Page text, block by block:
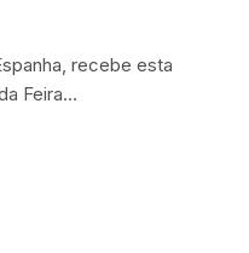
recebe esta
Feira…